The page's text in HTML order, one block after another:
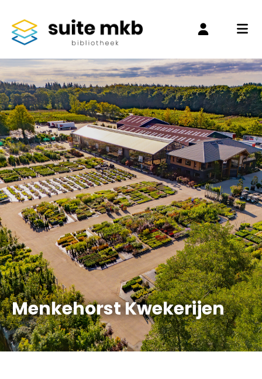
Menkehorst Kwekerijen